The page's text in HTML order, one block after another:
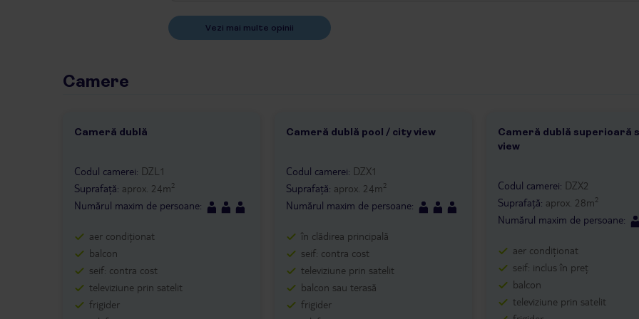
Vezi mai multe opinii
Camere
Cameră dublă
1 /1
Codul camerei: DZL1
Suprafață: aprox. 24m2
Numărul maxim de persoane:
aer condiționat
balcon
seif: contra cost
televiziune prin satelit
frigider
Cameră dublă pool / city view
1 /1
Codul camerei: DZX1
Suprafață: aprox. 24m2
Numărul maxim de persoane:
în clădirea principală
seif: contra cost
televiziune prin satelit
balcon sau terasă
frigider
Cameră dublă superioară
view
1 /
Codul camerei: DZX2
Suprafață: aprox. 28m2
Numărul maxim de persoane:
aer condiționat
seif: inclus în preț
balcon
televiziune prin satelit